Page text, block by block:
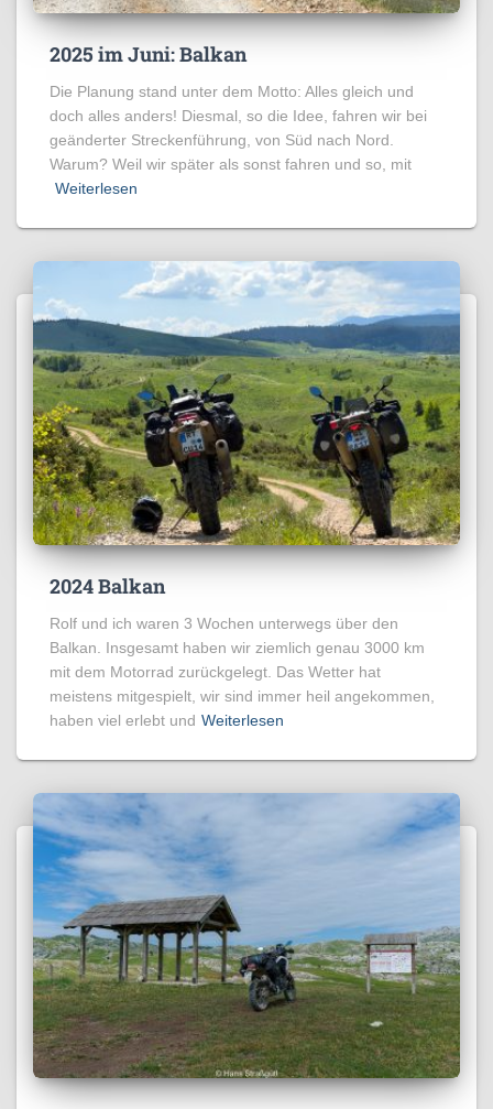
2025 im Juni: Balkan
Die Planung stand unter dem Motto: Alles gleich und
doch alles anders! Diesmal, so die Idee, fahren wir bei
geänderter Streckenführung, von Süd nach Nord.
Warum? Weil wir später als sonst fahren und so, mit
Weiterlesen
2024 Balkan
Rolf und ich waren 3 Wochen unterwegs über den
Balkan. Insgesamt haben wir ziemlich genau 3000 km
mit dem Motorrad zurückgelegt. Das Wetter hat
meistens mitgespielt, wir sind immer heil angekommen,
haben viel erlebt und Weiterlesen